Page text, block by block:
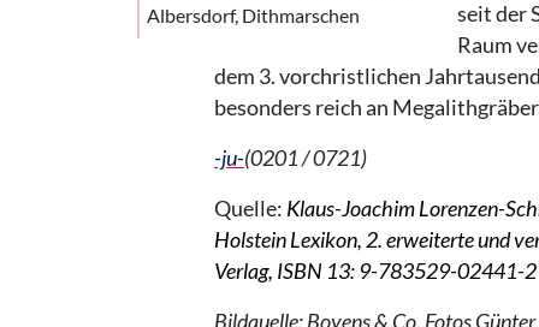
Albersdorf, Dithmarschen
seit der
Raum
dem 3. vorchristlichen
besonders reich an
-ju-(0201 / 0721)
Quelle: Klaus-Joachim Lorenzen-
Holstein Lexikon, 2. erweiterte und
Verlag, ISBN 13: 9-783529-02441-2
Bildquelle: Boyens & Co, Fotos